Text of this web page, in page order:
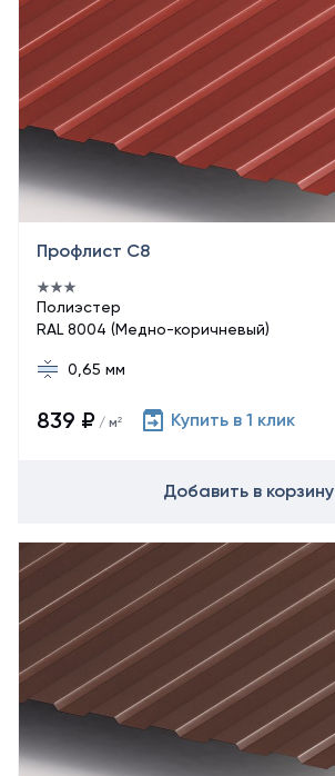
Профлист С8
Полиэстер
RAL 8004 (Медно-коричневый)
0,65 мм
839 ₽ / м² Купить в 1 клик
Добавить в корзину